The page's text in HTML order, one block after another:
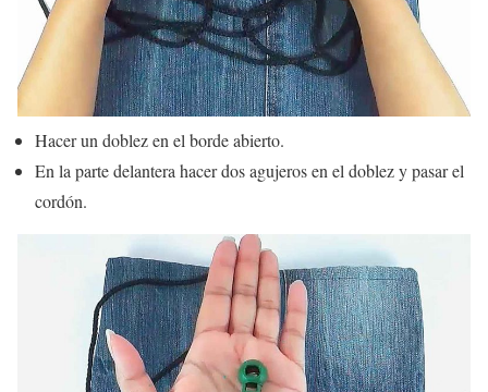
Hacer un doblez en el borde abierto.
En la parte delantera hacer dos agujeros en el doblez y pasar el
cordón.